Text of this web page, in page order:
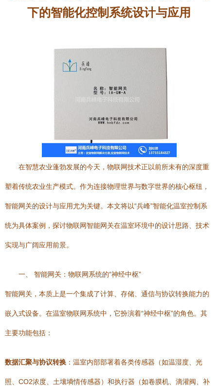
下的智能化控制系统设计与应用
在智慧农业蓬勃发展的今天，物联网技术正以前所未有的深度重
塑着传统农业生产模式。作为连接物理世界与数字世界的核心枢纽，
智能网关的设计与应用尤为关键。本文将以“兵峰”智能化温室控制系
统为具体案例，探讨物联网智能网关在温室环境中的设计思路、技术
实现与广阔应用前景。
一、 智能网关：物联网系统的“神经中枢”
智能网关，本质上是一个集成了计算、存储、通信与协议转换能力的
嵌入式设备。在温室物联网系统中，它扮演着“神经中枢”的角色。其
主要功能包括：
数据汇聚与协议转换 ：温室内部部署着各类传感器（如温湿度、光
照、CO2浓度、土壤墒情传感器）和执行器（如卷膜机、滴灌阀、补